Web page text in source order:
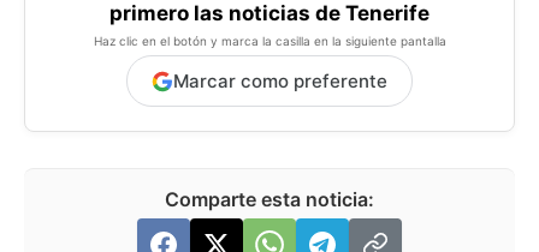
primero las noticias de Tenerife
Haz clic en el botón y marca la casilla en la siguiente pantalla
Marcar como preferente
Comparte esta noticia: